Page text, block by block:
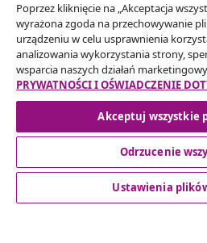
vidaXL
Odkryj więcej
© 2008-2026 vidaXL www.vidaxl.pl
Poprzez kliknięcie na „Akceptacja
wyrażona zgoda na przechowywanie
urządzeniu w celu usprawnienia
analizowania wykorzystania strony,
wsparcia naszych działań
PRYWATNOŚCI I OŚWIADCZENIE
Akceptuj wszystkie
Odrzucenie
Ustawienia